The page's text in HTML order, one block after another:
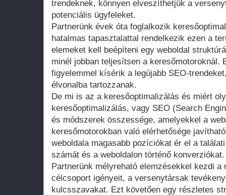
trendeknek, könnyen elveszíthetjük a
potenciális ügyfeleket.
Partnerünk évek óta foglalkozik
hatalmas tapasztalattal rendelkezik ezen a
elemeket kell beépíteni egy weboldal
minél jobban teljesítsen a keresőmotoroknál.
figyelemmel kísérik a legújabb SEO-
élvonalba tartozzanak.
De mi is az a keresőoptimalizálás és miért
keresőoptimalizálás, vagy SEO (Search
és módszerek összessége, amelyekkel a
keresőmotorokban való elérhetősége
weboldala magasabb pozíciókat ér el a
számát és a weboldalon történő konverziókat.
Partnerünk mélyreható elemzésekkel kezdi a
célcsoport igényeit, a versenytársak
kulcsszavakat. Ezt követően egy részletes